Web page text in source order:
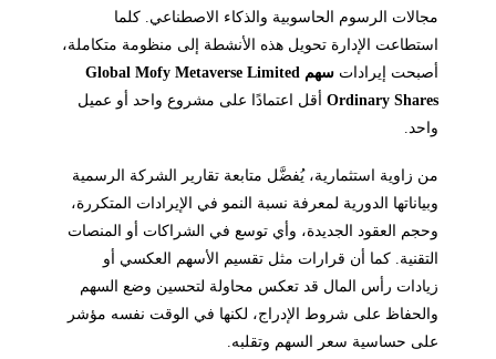
مجالات الرسوم الحاسوبية والذكاء الاصطناعي. كلما
استطاعت الإدارة تحويل هذه الأنشطة إلى منظومة متكاملة،
أصبحت إيرادات
سهم Global Mofy Metaverse Limited
Ordinary Sharesأقل اعتمادًا على مشروع واحد أو عميل
واحد.
من زاوية استثمارية، يُفضَّل متابعة تقارير الشركة الرسمية
وبياناتها الدورية لمعرفة نسبة النمو في الإيرادات المتكررة،
وحجم العقود الجديدة، وأي توسع في الشراكات أو المنصات
التقنية. كما أن قرارات مثل تقسيم الأسهم العكسي أو
زيادات رأس المال قد تعكس محاولة لتحسين وضع السهم
والحفاظ على شروط الإدراج، لكنها في الوقت نفسه مؤشر
على حساسية سعر السهم وتقلبه.